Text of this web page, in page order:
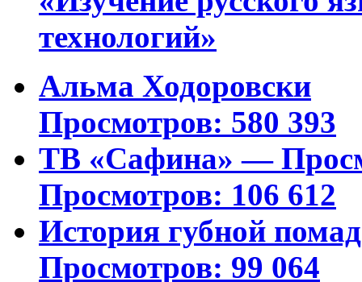
технологий»
Альма Ходоровски
Просмотров: 580 393
ТВ «Сафина» —
Просмотров: 106 612
История губной
Просмотров: 99 064